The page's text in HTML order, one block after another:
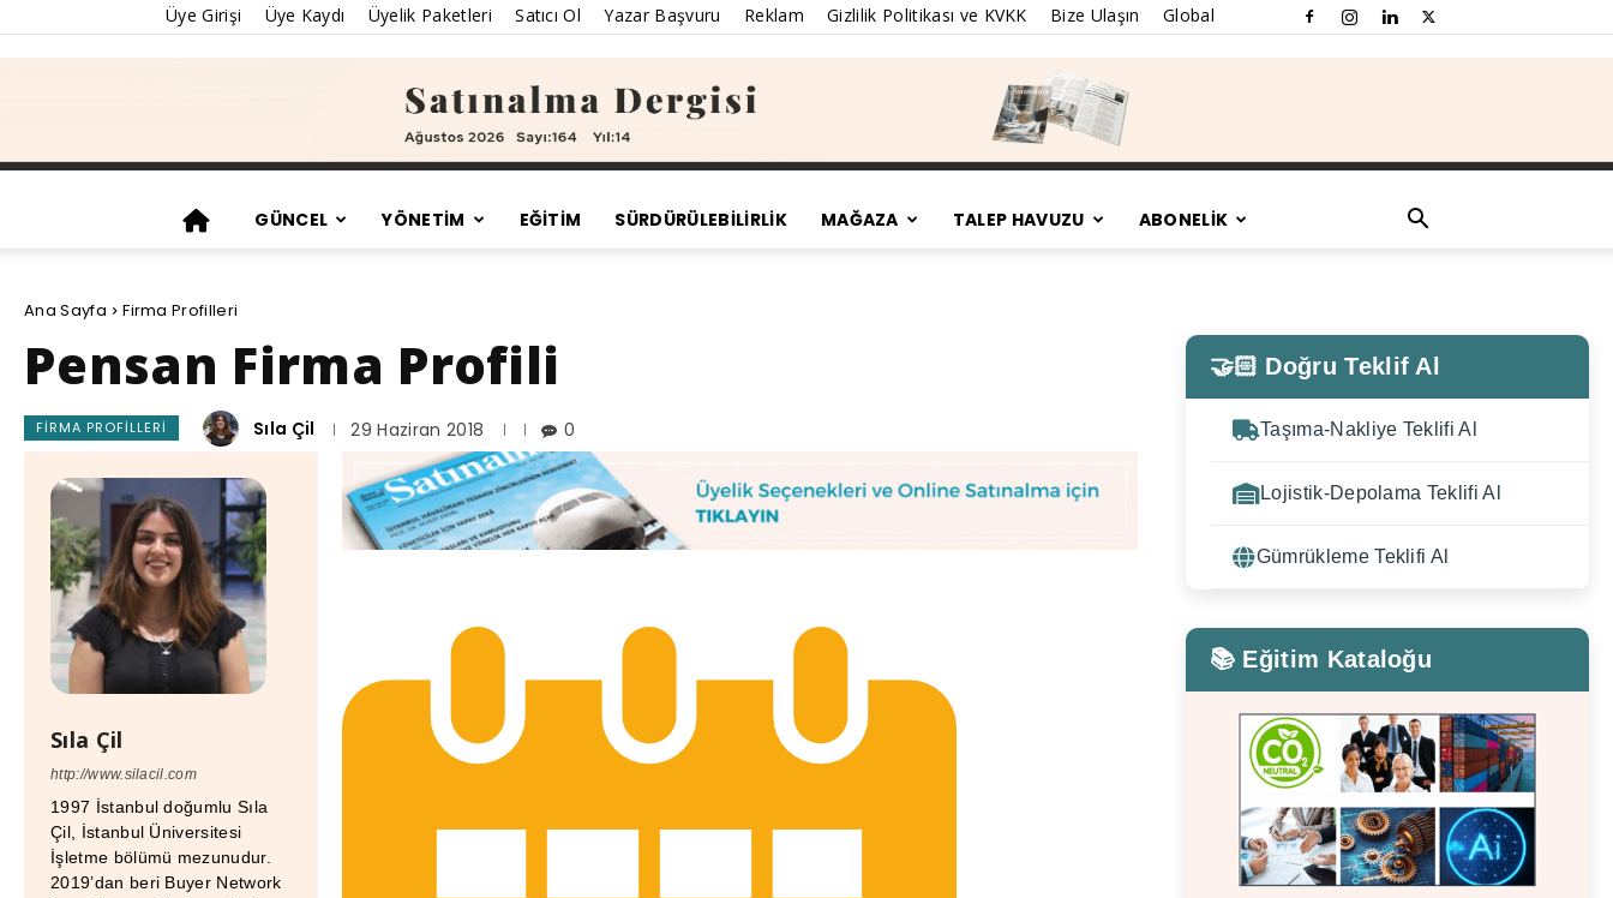
Üye Girişi Üye Kaydı Üyelik Paketleri Satıcı Ol Yazar Başvuru Reklam Gizlilik Politikası ve KVKK Bize Ulaşın Global
GÜNCEL YÖNETİM EĞİTİM SÜRDÜRÜLEBILIRLIK MAĞAZA TALEP HAVUZU ABONELİK
Ana Sayfa Firma Profilleri
Pensan Firma Profili
FIRMA PROFILLERI Sıla Çil 29 Haziran 2018 0
Sıla Çil
http://www.silacil.com
1997 İstanbul doğumlu Sıla
Çil, İstanbul Üniversitesi
İşletme bölümü mezunudur.
2019’dan beri Buyer Network
🤝🏻 Doğru Teklif Al
Taşıma-Nakliye Teklifi Al
Lojistik-Depolama Teklifi Al
Gümrükleme Teklifi Al
📚 Eğitim Kataloğu